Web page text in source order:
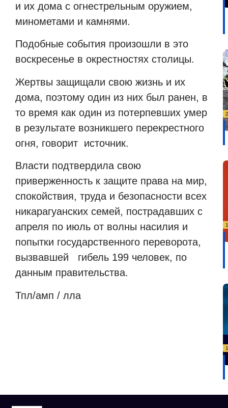
и их дома с огнестрельным оружием,
минометами и камнями.
Подобные события произошли в это
воскресенье в окрестностях столицы.
Жертвы защищали свою жизнь и их
дома, поэтому один из них был ранен, в
то время как один из потерпевших умер
в результате возникшего перекрестного
огня, говорит источник.
Власти подтвердила свою
приверженность к защите права на мир,
спокойствия, труда и безопасности всех
никарагуанских семей, пострадавших с
апреля по июль от волны насилия и
попытки государственного переворота,
вызвавшей гибель 199 человек, по
данным правительства.
Тпл/амп / лла